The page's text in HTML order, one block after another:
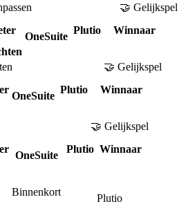
🤝 Gelijkspel
OneSuite
Plutio
Winnaar
🤝 Gelijkspel
OneSuite
Plutio
Winnaar
🤝 Gelijkspel
OneSuite
Plutio Winnaar
Binnenkort
Plutio